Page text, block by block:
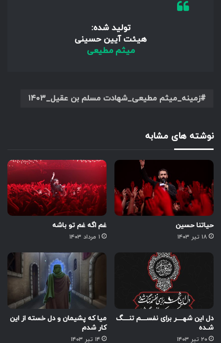
تولید شده:
هیئت آیین حسینی
میثم مطیعی
زمینه_میثم مطیعی_شهادت مسلم بن عقیل_۱۴۰۳
نوشته های مشابه
حیاتنا حسین
۱۸ تیر ۱۴۰۳
غم اگه غم تو باشه
۱ مرداد ۱۴۰۳
دل این شهــــر برای نفســــم تنــــگ
شـده
۲۰ تیر ۱۴۰۳
میا که پشیمان و دل خسته از این
کار شدم
۱۴ تیر ۱۴۰۳